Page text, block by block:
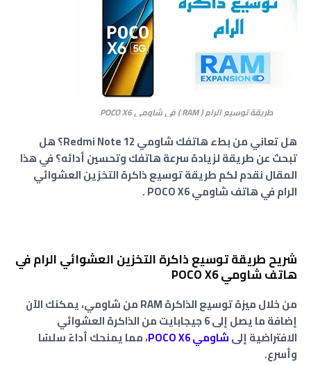
طريقة توسيع الرام ( RAM ) في شاومي POCO X6
هل تعاني من بطء هاتفك شاومي Redmi Note 12؟ هل
تبحث عن طريقة لزيادة سرعة هاتفك وتحسين أدائه؟ في هذا
المقال نقدم لكم طريقة توسيع ذاكرة التخزين العشوائي
الرام في هاتف شاومي POCO X6 .
شريح طريقة توسيع ذاكرة التخزين العشوائي الرام في
هاتف شاومي POCO X6
من خلال ميزة توسيع الذاكرة RAM من شاومي، يمكنك الآن
إضافة ما يصل إلى 6 جيجابايت من الذاكرة العشوائي
الافتراضية إلىشاومي POCO X6
، مما يمنحك أداءً سلسًا
وأسرع.